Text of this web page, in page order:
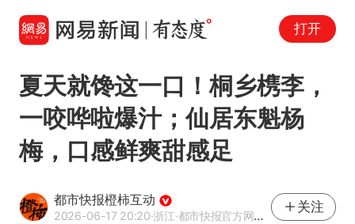
打开
夏天就馋这一口！桐乡槜李，
一咬哗啦爆汁；仙居东魁杨
梅，口感鲜爽甜感足
都市快报橙柿互动
2026-06-17 20:20·浙江·都市快报官方网易号
关注